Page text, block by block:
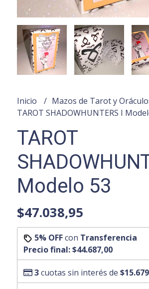
Inicio Mazos de Tarot y
TAROT SHADOWHUNTERS I
TAROT
Modelo 53
$47.038,95
5% OFFcon Transferencia
Precio final:$44.687,00
3cuotas sin interés de